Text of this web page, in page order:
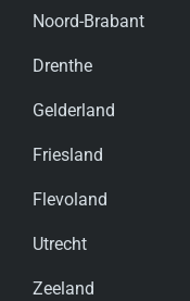
Noord-Brabant
Drenthe
Gelderland
Friesland
Flevoland
Utrecht
Zeeland